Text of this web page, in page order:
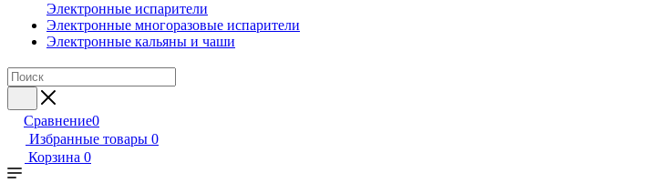
Электронные испарители
Электронные многоразовые испарители
Электронные кальяны и чаши
Сравнение0
Избранные товары 0
Корзина 0